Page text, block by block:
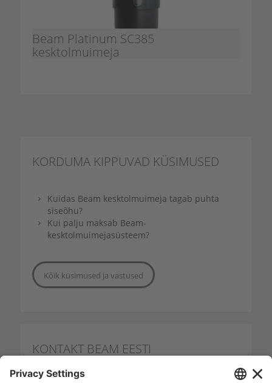
Beam Platinum SC385
kesktolmuimeja
KORDUMA KIPPUVAD KÜSIMUSED
Kuidas Beam kesktolmuimeja tagab puhta
siseõhu?
Kui palju maksab Beam-
kesktolmuimejasüsteem?
Kõik küsimused ja vastused
KONTAKT BEAM EESTI